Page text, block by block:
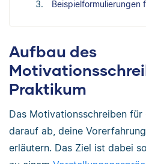
Beispielformulierungen
Aufbau des
Praktikum
Das Motivationsschreiben
darauf ab, deine
erläutern. Das Ziel ist dabei